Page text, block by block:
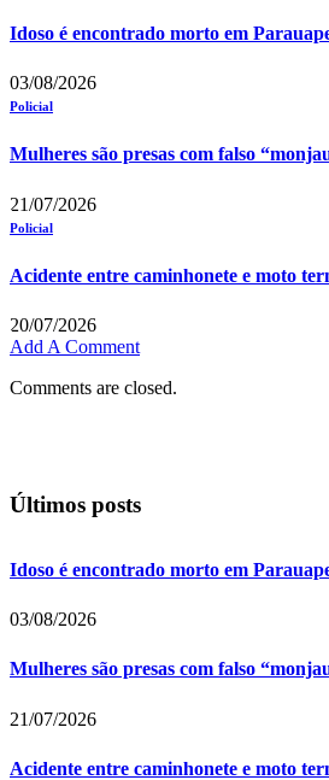
Idoso é encontrado morto em
03/08/2026
Policial
Mulheres são presas com falso
21/07/2026
Policial
Acidente entre caminhonete e moto
20/07/2026
Add A Comment
Comments are closed.
Últimos posts
Idoso é encontrado morto em
03/08/2026
Mulheres são presas com falso
21/07/2026
Acidente entre caminhonete e moto